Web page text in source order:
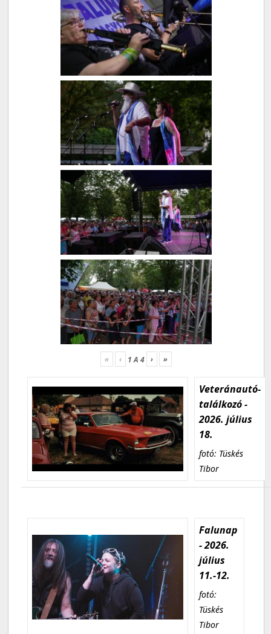
« ‹ 1A 4 › »
Veteránautó-
találkozó -
2026. július
18.
fotó: Tüskés
Tibor
Falunap
- 2026.
július
11.-12.
fotó:
Tüskés
Tibor